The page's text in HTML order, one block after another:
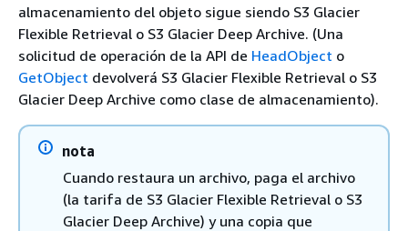
almacenamiento del objeto sigue siendo S3 Glacier
Flexible Retrieval o S3 Glacier Deep Archive. (Una
solicitud de operación de la API de HeadObject o
GetObject devolverá S3 Glacier Flexible Retrieval o S3
Glacier Deep Archive como clase de almacenamiento).
nota
Cuando restaura un archivo, paga el archivo
(la tarifa de S3 Glacier Flexible Retrieval o S3
Glacier Deep Archive) y una copia que